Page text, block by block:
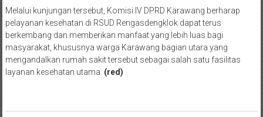
Melalui kunjungan tersebut, Komisi IV DPRD Karawang berharap
pelayanan kesehatan di RSUD Rengasdengklok dapat terus
berkembang dan memberikan manfaat yang lebih luas bagi
masyarakat, khususnya warga Karawang bagian utara yang
mengandalkan rumah sakit tersebut sebagai salah satu fasilitas
layanan kesehatan utama. (red)